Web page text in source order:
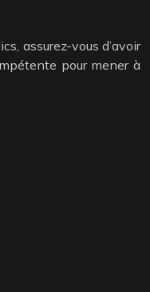
assurez-vous d’avoir
pour mener à